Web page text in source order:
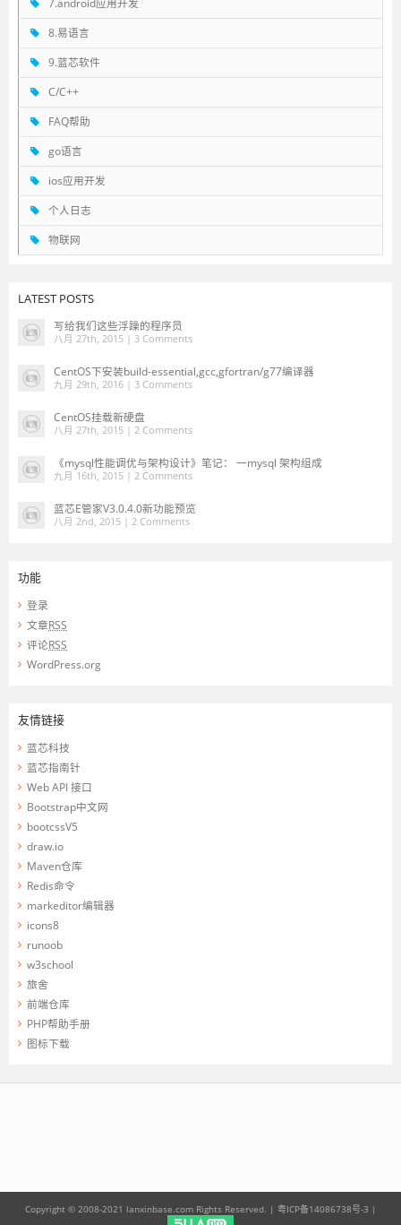
8.易语言
9.蓝芯软件
C/C++
FAQ帮助
go语言
ios应用开发
个人日志
物联网
LATEST POSTS
写给我们这些浮躁的程序员
八月 27th, 2015 | 3 Comments
CentOS下安装build-essential,gcc,gfortran/g77编译器
九月 29th, 2016 | 3 Comments
CentOS挂载新硬盘
八月 27th, 2015 | 2 Comments
《mysql性能调优与架构设计》笔记： 一mysql 架构组成
九月 16th, 2015 | 2 Comments
蓝芯E管家V3.0.4.0新功能预览
八月 2nd, 2015 | 2 Comments
功能
登录
文章RSS
评论RSS
WordPress.org
友情链接
蓝芯科技
蓝芯指南针
Web API 接口
Bootstrap中文网
bootcssV5
draw.io
Maven仓库
Redis命令
markeditor编辑器
icons8
runoob
w3school
旅舍
前端仓库
PHP帮助手册
图标下载
Copyright © 2008-2021 lanxinbase.com Rights Reserved. | 粤ICP备14086738号-3 |